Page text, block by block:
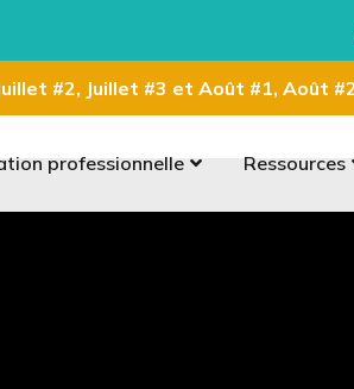
#2, Juillet #3 et Août #1, Août
professionnelle Ressources